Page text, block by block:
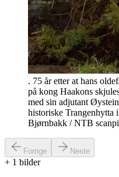
. 75 år etter at hans
på kong Haakons
med sin adjutant
historiske Trangenhytta
Bjørnbakk / NTB
Forrige Neste
+ 1 bilder